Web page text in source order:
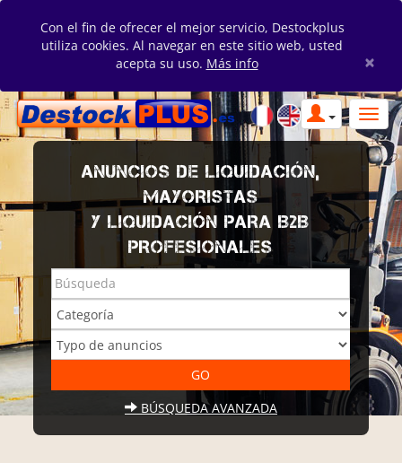
Con el fin de ofrecer el mejor servicio, Destockplus
utiliza cookies. Al navegar en este sitio web, usted
acepta su uso. Más info ×
ANUNCIOS DE LIQUIDACIÓN,
MAYORISTAS
Y LIQUIDACIÓN PARA B2B
PROFESIONALES
BÚSQUEDA AVANZADA